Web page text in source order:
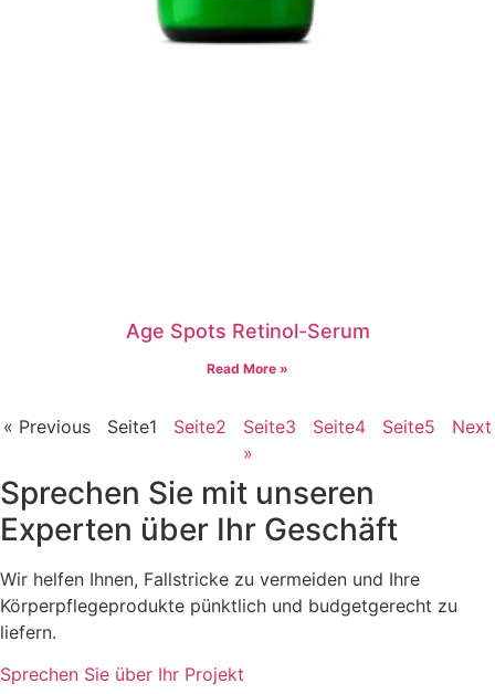
Age Spots Retinol-Serum
Read More »
« Previous Seite1 Seite2 Seite3 Seite4 Seite5
Next
»
Sprechen Sie mit unseren
Experten über Ihr Geschäft
Wir helfen Ihnen, Fallstricke zu vermeiden und Ihre
Körperpflegeprodukte pünktlich und budgetgerecht zu
liefern.
Sprechen Sie über Ihr Projekt